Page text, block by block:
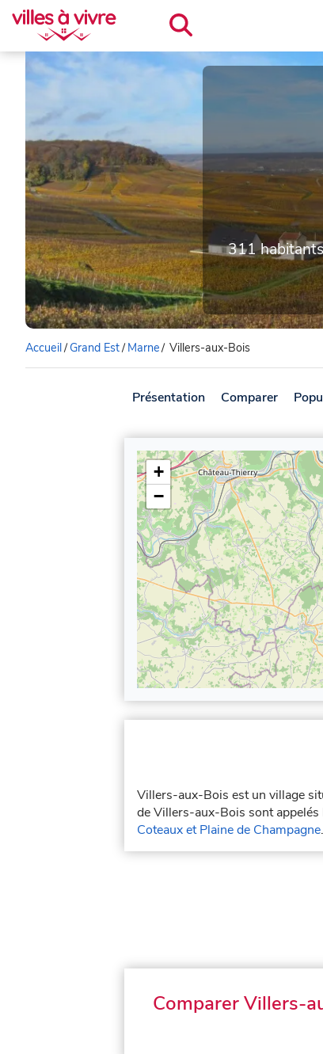
311 habitants
Accueil/Grand Est/ Marne/ Villers-aux-Bois
Présentation Comparer
+
−
Villers-aux-Bois est un village
de Villers-aux-Bois sont
Coteaux et Plaine de Champagne
Comparer Villers-